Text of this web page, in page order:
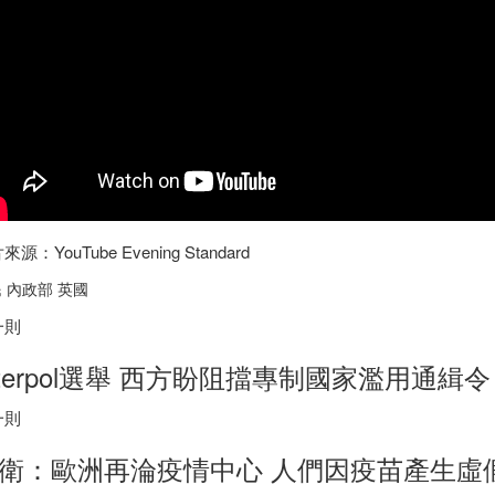
源：YouTube Evening Standard
內政部 英國
選舉 西方盼阻擋專制國家濫用通緝令
：歐洲再淪疫情中心 人們因疫苗產生虛